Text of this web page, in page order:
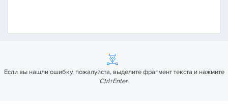
Если вы нашли ошибку, пожалуйста, выделите фрагмент текста и нажмите
Ctrl+Enter.